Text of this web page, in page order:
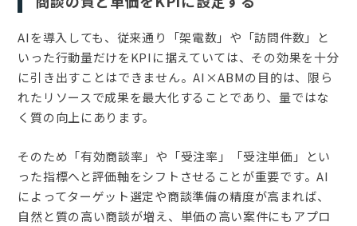
AIを導入しても、従来通り「架電数」や「訪問件数」と
いった行動量だけをKPIに据えていては、その効果を十分
に引き出すことはできません。AI×ABMの目的は、限ら
れたリソースで成果を最大化することであり、量ではな
く質の向上にあります。
そのため「有効商談率」や「受注率」「受注単価」とい
った指標へと評価軸をシフトさせることが重要です。AI
によってターゲット選定や商談準備の精度が高まれば、
自然と質の高い商談が増え、単価の高い案件にもアプロ